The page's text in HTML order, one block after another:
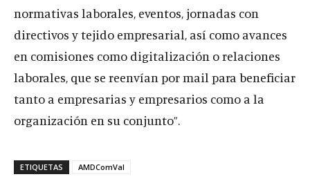
normativas laborales, eventos, jornadas con
directivos y tejido empresarial, así como avances
en comisiones como digitalización o relaciones
laborales, que se reenvían por mail para beneficiar
tanto a empresarias y empresarios como a la
organización en su conjunto”.
ETIQUETAS AMDComVal